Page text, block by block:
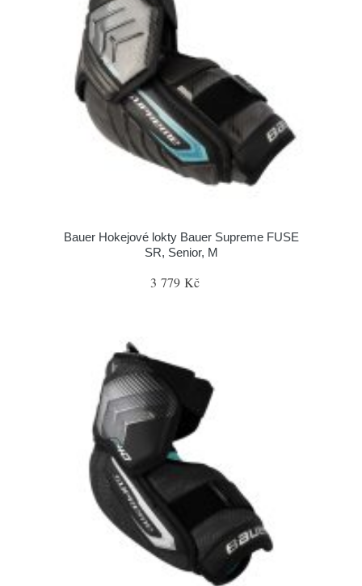
Bauer Hokejové lokty Bauer Supreme FUSE
SR, Senior, M
3 779 Kč